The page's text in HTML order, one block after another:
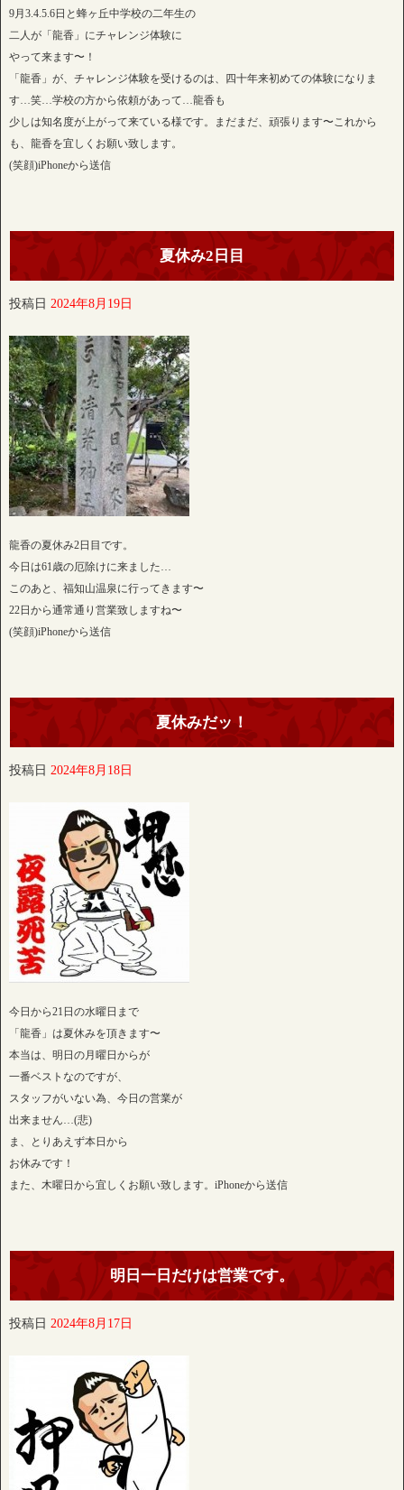
9月3.4.5.6日と蜂ヶ丘中学校の二年生の
二人が「龍香」にチャレンジ体験に
やって来ます〜！
「龍香」が、チャレンジ体験を受けるのは、四十年来初めての体験になりま
す…笑…学校の方から依頼があって…龍香も
少しは知名度が上がって来ている様です。まだまだ、頑張ります〜これから
も、龍香を宜しくお願い致します。
(笑顔)iPhoneから送信
夏休み2日目
投稿日 2024年8月19日
龍香の夏休み2日目です。
今日は61歳の厄除けに来ました…
このあと、福知山温泉に行ってきます〜
22日から通常通り営業致しますね〜
(笑顔)iPhoneから送信
夏休みだッ！
投稿日 2024年8月18日
今日から21日の水曜日まで
「龍香」は夏休みを頂きます〜
本当は、明日の月曜日からが
一番ベストなのですが、
スタッフがいない為、今日の営業が
出来ません…(悲)
ま、とりあえず本日から
お休みです！
また、木曜日から宜しくお願い致します。iPhoneから送信
明日一日だけは営業です。
投稿日 2024年8月17日